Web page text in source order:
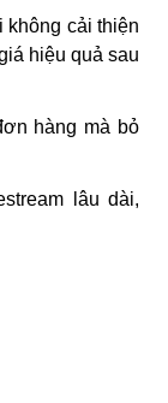
không cải thiện
hiệu quả sau
hàng mà bỏ
lâu dài,